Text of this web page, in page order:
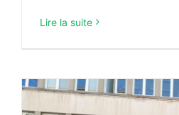
Lire la suite